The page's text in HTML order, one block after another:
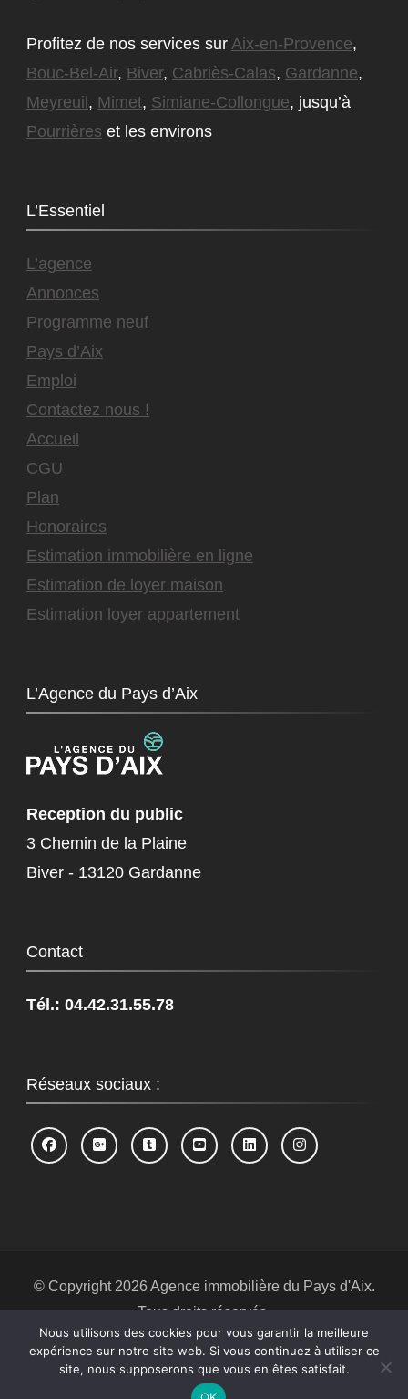
Profitez de nos services sur Aix-en-Provence,
Bouc-Bel-Air, Biver, Cabriès-Calas, Gardanne,
Meyreuil, Mimet, Simiane-Collongue, jusqu’à
Pourrières et les environs
L’Essentiel
L’agence
Annonces
Programme neuf
Pays d’Aix
Emploi
Contactez nous !
Accueil
CGU
Plan
Honoraires
Estimation immobilière en ligne
Estimation de loyer maison
Estimation loyer appartement
L’Agence du Pays d’Aix
Reception du public
3 Chemin de la Plaine
Biver - 13120 Gardanne
Contact
Tél.: 04.42.31.55.78
Réseaux sociaux :
© Copyright 2026 Agence immobilière du Pays d'Aix.
Tous droits réservés.
Blossom Spa | Développé parBlossom
Themes
.Propulsé par WordPress .Politique de
confidentialité
Nous utilisons des cookies pour vous garantir la meilleure
expérience sur notre site web. Si vous continuez à utiliser ce
site, nous supposerons que vous en êtes satisfait.